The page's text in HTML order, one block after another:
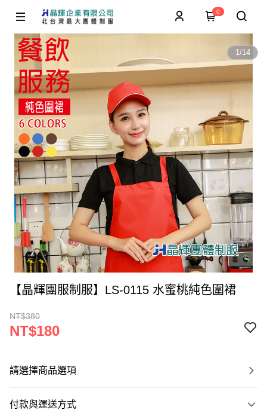
0
1/14
【晶輝團服制服】LS-0115 水蜜桃純色圍裙
NT$380
NT$180
請選擇商品選項
付款與運送方式